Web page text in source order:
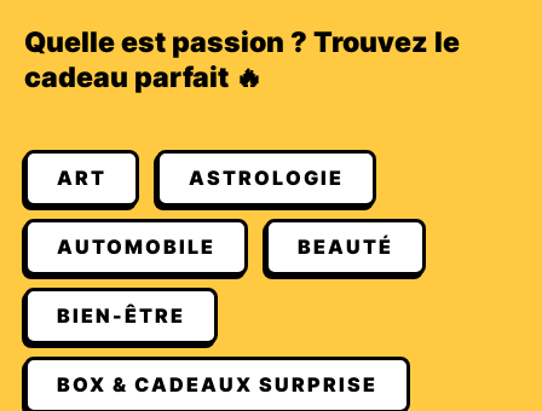
Quelle est passion ? Trouvez le
cadeau parfait 🔥
ART ASTROLOGIE
AUTOMOBILE BEAUTÉ
BIEN-ÊTRE
BOX & CADEAUX SURPRISE